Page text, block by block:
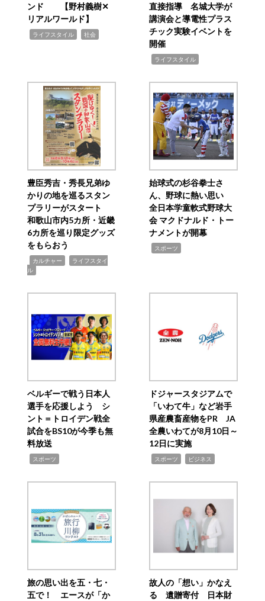
ンド 【野村義樹✕
リアルワールド】
ライフスタイル 社会
直接指導 名城大学が
講演会と導電性プラス
チック実験イベントを
開催
ライフスタイル
豊臣秀吉・秀長兄弟ゆ
かりの地を巡るスタン
プラリーがスタート
和歌山市内5カ所・近畿
6カ所を巡り限定グッズ
をもらおう
カルチャー
ライフスタイ
ル
始球式の杉谷拳士さ
ん、野球に熱い思い
全日本学童軟式野球大
会 マクドナルド・トー
ナメントが開幕
スポーツ
ベルギーで戦う日本人
選手を応援しよう シ
ント＝トロイデン戦全
試合をBS10が今季も無
料放送
スポーツ
ドジャースタジアムで
「いわて牛」など岩手
県産農畜産物をPR JA
全農いわてが8月10日～
12日に実施
スポーツ ビジネス
旅の思い出を五・七・
五で！ エースが「か
故人の「想い」かなえ
る 遺贈寄付 日本財